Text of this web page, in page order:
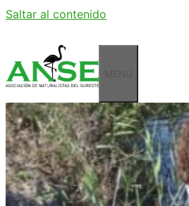
Saltar al contenido